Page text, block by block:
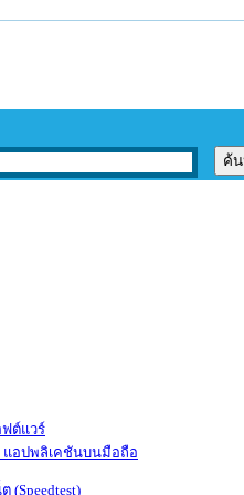
ต์แวร์
แอปพลิเคชันบนมือถือ
(Speedtest)